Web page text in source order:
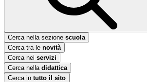
Cerca nella sezione scuola
Cerca tra le novità
Cerca nei servizi
Cerca nella didattica
Cerca in tutto il sito